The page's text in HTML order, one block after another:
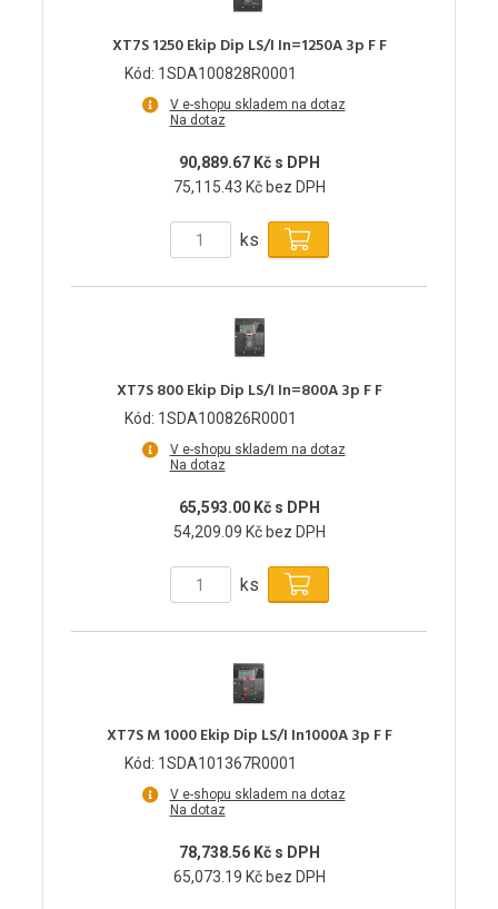
XT7S 1250 Ekip Dip LS/I In=1250A 3p F F
Kód: 1SDA100828R0001
V e-shopu skladem na dotaz
Na dotaz
90,889.67 Kč s DPH
75,115.43 Kč bez DPH
ks
XT7S 800 Ekip Dip LS/I In=800A 3p F F
Kód: 1SDA100826R0001
V e-shopu skladem na dotaz
Na dotaz
65,593.00 Kč s DPH
54,209.09 Kč bez DPH
ks
XT7S M 1000 Ekip Dip LS/I In1000A 3p F F
Kód: 1SDA101367R0001
V e-shopu skladem na dotaz
Na dotaz
78,738.56 Kč s DPH
65,073.19 Kč bez DPH